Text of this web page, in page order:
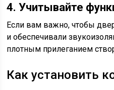
4. Учитывайте
Если вам важно, чтобы
и обеспечивали
плотным прилеганием
Как установить